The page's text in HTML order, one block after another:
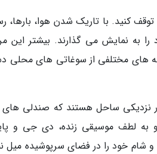
کنید. با تاریک شدن هوا، بارها،
به نمایش می گذارند. بیشتر این
های مختلفی از سوغاتی های
در نزدیکی ساحل هستند که صندلی
به لطف موسیقی زنده، دی جی و
خود را در فضای سرپوشیده میل